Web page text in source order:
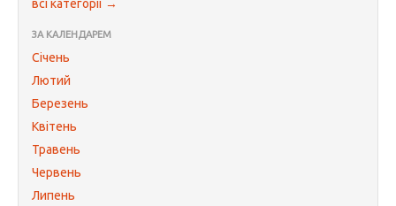
всі категорії →
ЗА КАЛЕНДАРЕМ
Січень
Лютий
Березень
Квітень
Травень
Червень
Липень